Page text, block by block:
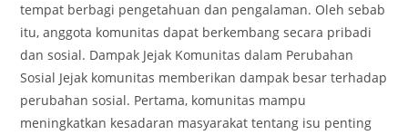
tempat berbagi pengetahuan dan pengalaman. Oleh sebab
itu, anggota komunitas dapat berkembang secara pribadi
dan sosial. Dampak Jejak Komunitas dalam Perubahan
Sosial Jejak komunitas memberikan dampak besar terhadap
perubahan sosial. Pertama, komunitas mampu
meningkatkan kesadaran masyarakat tentang isu penting